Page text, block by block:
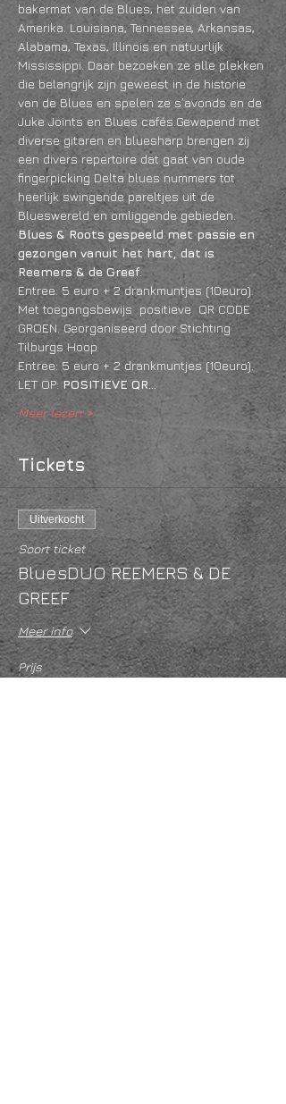
bakermat van de Blues, het zuiden van
Amerika. Louisiana, Tennessee, Arkansas,
Alabama, Texas, Illinois en natuurlijk
Mississippi. Daar bezoeken ze alle plekken
die belangrijk zijn geweest in de historie
van de Blues en spelen ze s’avonds en de
Juke Joints en Blues cafés.Gewapend met
diverse gitaren en bluesharp brengen zij
een divers repertoire dat gaat van oude
fingerpicking Delta blues nummers tot
heerlijk swingende pareltjes uit de
Blueswereld en omliggende gebieden.
Blues & Roots gespeeld met passie en
gezongen vanuit het hart, dat is
Reemers & de Greef.
Entree: 5 euro + 2 drankmuntjes (10euro).
Met toegangsbewijs  positieve  QR CODE
GROEN. Georganiseerd door Stichting
Tilburgs Hoop.
Entree: 5 euro + 2 drankmuntjes (10euro).
LET OP: POSITIEVE QR…
Meer lezen >
Tickets
Uitverkocht
Soort ticket
BluesDUO REEMERS & DE
GREEF
Meer info
Prijs